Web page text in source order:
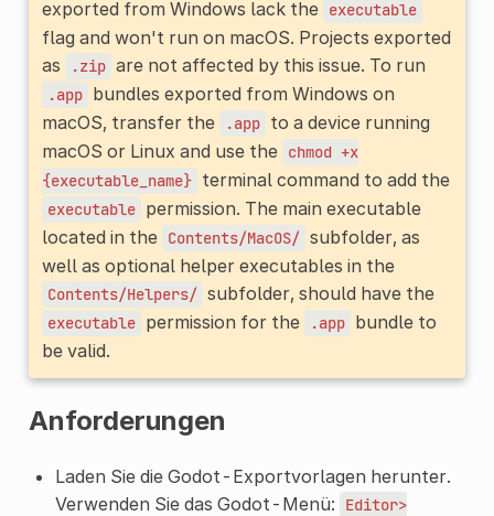
exported from Windows lack the executable
flag and won't run on macOS. Projects exported
as
.zip are not affected by this issue. To run
.app bundles exported from Windows on
macOS, transfer the
.app to a device running
macOS or Linux and use the chmod +x
{executable_name} terminal command to add the
executable permission. The main executable
located in the Contents/MacOS/ subfolder, as
well as optional helper executables in the
Contents/Helpers/ subfolder, should have the
executable permission for the .app bundle to
be valid.
Anforderungen
Laden Sie die Godot-Exportvorlagen herunter.
Verwenden Sie das Godot-Menü:
Editor>